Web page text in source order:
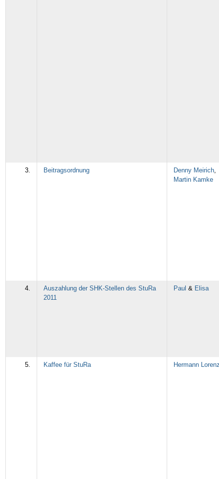
3. Beitragsordnung Denny Meirich,
Martin Kamke
4.
Auszahlung der SHK-Stellen des StuRa
2011
Paul & Elisa
5. Kaffee für StuRa Hermann